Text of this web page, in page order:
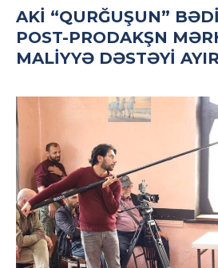
AKİ “QURĞUŞUN”
POST-PRODAKŞN
MALIYYƏ DƏSTƏYI